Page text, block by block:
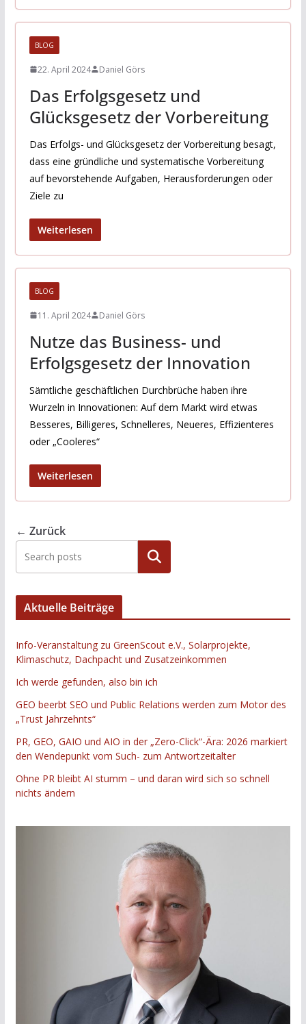
BLOG
22. April 2024 Daniel Görs
Das Erfolgsgesetz und
Glücksgesetz der Vorbereitung
Das Erfolgs- und Glücksgesetz der Vorbereitung besagt,
dass eine gründliche und systematische Vorbereitung
auf bevorstehende Aufgaben, Herausforderungen oder
Ziele zu
Weiterlesen
BLOG
11. April 2024 Daniel Görs
Nutze das Business- und
Erfolgsgesetz der Innovation
Sämtliche geschäftlichen Durchbrüche haben ihre
Wurzeln in Innovationen: Auf dem Markt wird etwas
Besseres, Billigeres, Schnelleres, Neueres, Effizienteres
oder „Cooleres“
Weiterlesen
← Zurück
Suchen
Aktuelle Beiträge
Info-Veranstaltung zu GreenScout e.V., Solarprojekte,
Klimaschutz, Dachpacht und Zusatzeinkommen
Ich werde gefunden, also bin ich
GEO beerbt SEO und Public Relations werden zum Motor des
„Trust Jahrzehnts“
PR, GEO, GAIO und AIO in der „Zero-Click“-Ära: 2026 markiert
den Wendepunkt vom Such- zum Antwortzeitalter
Ohne PR bleibt AI stumm – und daran wird sich so schnell
nichts ändern